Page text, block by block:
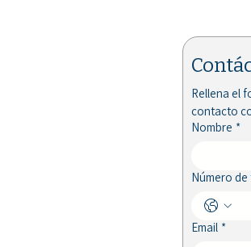
Quintero
tapetes
Rellena el
contacto
Nombre *
Número
Email *